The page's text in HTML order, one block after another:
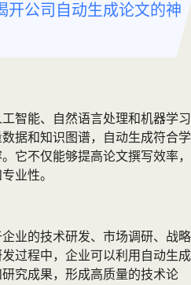
开公司自动生成论文的神
智能、自然语言处理和机器学习
据和知识图谱，自动生成符合学
它不仅能够提高论文撰写效率，
业性。
业的技术研发、市场调研、战略
过程中，企业可以利用自动生成
究成果，形成高质量的技术论